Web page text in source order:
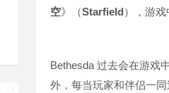
空》（Starfield），游
Bethesda 过去会在游戏
外，每当玩家和伴侣一